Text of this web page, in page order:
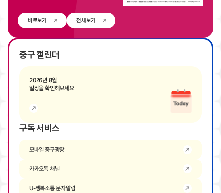
바로보기 전체보기
중구 캘린더
2026년 8월
일정을 확인해보세요
구독 서비스
모바일 중구광장
카카오톡 채널
U-행복소통 문자알림